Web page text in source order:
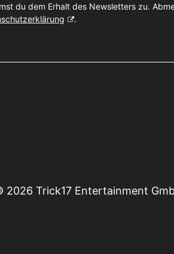
du dem Erhalt des Newsletters zu.
.
2026 Trick17 Entertainment